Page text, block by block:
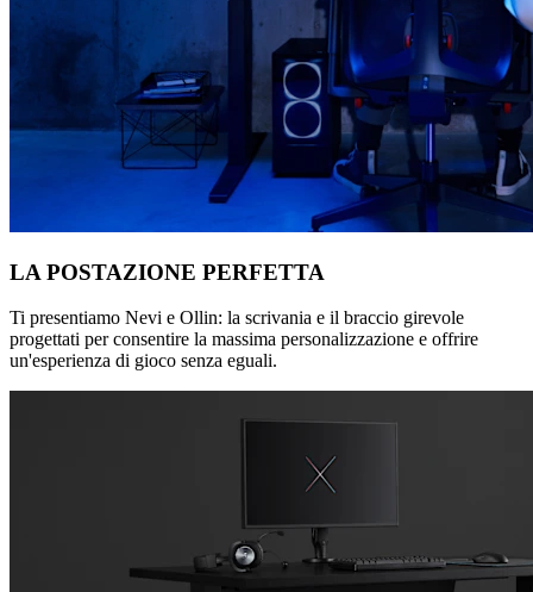
LA POSTAZIONE PERFETTA
Ti presentiamo Nevi e Ollin: la scrivania e il braccio girevole
progettati per consentire la massima personalizzazione e offrire
un'esperienza di gioco senza eguali.